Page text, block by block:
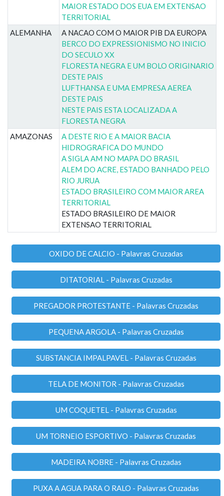
MAIOR ESTADO DOS EUA EM EXTENSAO
TERRITORIAL
ALEMANHA
A NACAO COM O MAIOR PIB DA EUROPA
BERCO DO EXPRESSIONISMO NO INICIO
DO SECULO XX
FLORESTA NEGRA E UM BOLO ORIGINARIO
DESTE PAIS
LUFTHANSA E UMA EMPRESA AEREA
DESTE PAIS
NESTE PAIS ESTA LOCALIZADA A
FLORESTA NEGRA
AMAZONAS
A DESTE RIO E A MAIOR BACIA
HIDROGRAFICA DO MUNDO
A SIGLA AM NO MAPA DO BRASIL
ALEM DO ACRE, ESTADO BANHADO PELO
RIO JURUA
ESTADO BRASILEIRO COM MAIOR AREA
TERRITORIAL
ESTADO BRASILEIRO DE MAIOR
EXTENSAO TERRITORIAL
OXIDO DE CALCIO - Palavras Cruzadas
DITATORIAL - Palavras Cruzadas
PREGADOR PROTESTANTE - Palavras Cruzadas
PEQUENA ARGOLA - Palavras Cruzadas
SUBSTANCIA IMPALPAVEL - Palavras Cruzadas
TELA DE MONITOR - Palavras Cruzadas
UM COQUETEL - Palavras Cruzadas
UM TORNEIO ESPORTIVO - Palavras Cruzadas
MADEIRA NOBRE - Palavras Cruzadas
PUXA A AGUA PARA O RALO - Palavras Cruzadas